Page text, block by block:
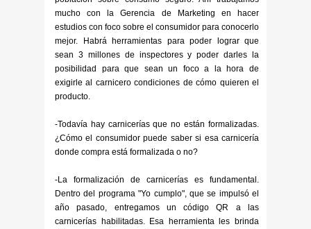
mucho con la Gerencia de Marketing en hacer
estudios con foco sobre el consumidor para conocerlo
mejor. Habrá herramientas para poder lograr que
sean 3 millones de inspectores y poder darles la
posibilidad para que sean un foco a la hora de
exigirle al carnicero condiciones de cómo quieren el
producto.
-Todavía hay carnicerías que no están formalizadas.
¿Cómo el consumidor puede saber si esa carnicería
donde compra está formalizada o no?
-La formalización de carnicerías es fundamental.
Dentro del programa "Yo cumplo", que se impulsó el
año pasado, entregamos un código QR a las
carnicerías habilitadas. Esa herramienta les brinda